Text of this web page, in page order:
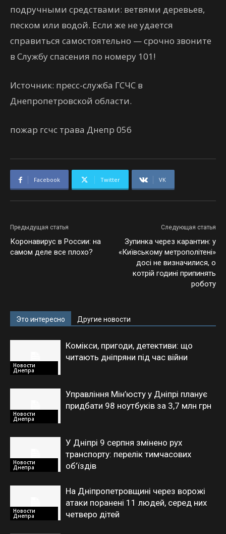
подручными средствами: ветвями деревьев,
песком или водой. Если же не удается
справиться самостоятельно — срочно звоните
в Службу спасения по номеру 101!
Источник: пресс-служба ГСЧС в
Днепропетровской области.
пожар гсчс трава Днепр 056
Facebook Twitter VK
Предыдущая статья
Коронавирус в России: на
самом деле все плохо?
Следующая статья
Зупинка через карантин: у
«Київському метрополітені»
досі не визначилися, о
котрій годині припинять
роботу
Это интересно Другие новости
Новости
Днепра
Комікси, пригоди, детективи: що
читають дніпряни під час війни
Новости
Днепра
Управління Мін’юсту у Дніпрі планує
придбати 98 ноутбуків за 3,7 млн грн
Новости
Днепра
У Дніпрі 9 серпня змінено рух
транспорту: перелік тимчасових
об’їздів
Новости
Днепра
На Дніпропетровщині через ворожі
атаки поранені 11 людей, серед них
четверо дітей